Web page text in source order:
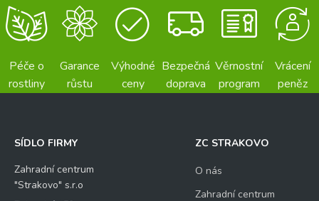
Péče o
rostliny
Garance
růstu
Výhodné
ceny
Bezpečná
doprava
Věrnostní
program
Vrácení
peněz
SÍDLO FIRMY
Zahradní centrum
"Strakovo" s.r.o
ZC STRAKOVO
O nás
Zahradní centrum